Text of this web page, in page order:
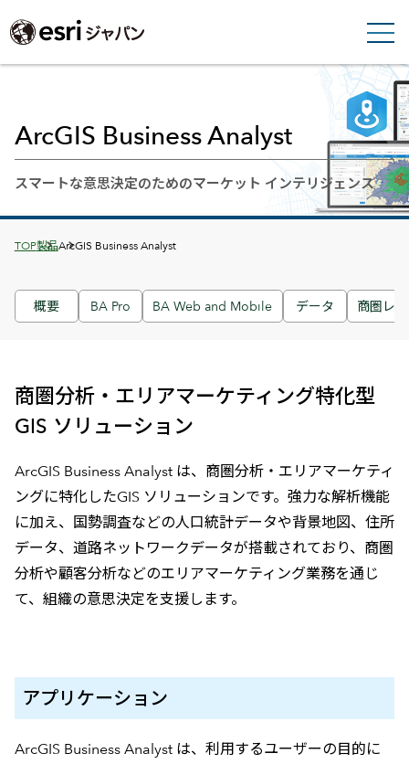
概要 BA Pro BA Web and Mobile データ 商圏レ
ArcGIS Business Analyst
スマートな意思決定のためのマーケット インテリジェンス
Breadcrumbs
TOP製品ArcGIS Business Analyst
商圏分析・エリアマーケティング特化型
GIS ソリューション
ArcGIS Business Analyst は、商圏分析・エリアマーケティ
ングに特化したGIS ソリューションです。強力な解析機能
に加え、国勢調査などの人口統計データや背景地図、住所
データ、道路ネットワークデータが搭載されており、商圏
分析や顧客分析などのエリアマーケティング業務を通じ
て、組織の意思決定を支援します。
アプリケーション
ArcGIS Business Analyst は、利用するユーザーの目的に